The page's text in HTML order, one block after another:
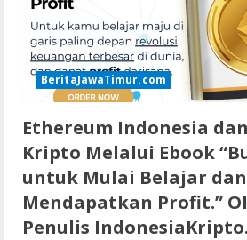
BeritaJawaTimur.com
Ethereum Indonesia
Kripto Melalui Ebook
untuk Mulai Belajar dan
Mendapatkan Profit.”
Penulis